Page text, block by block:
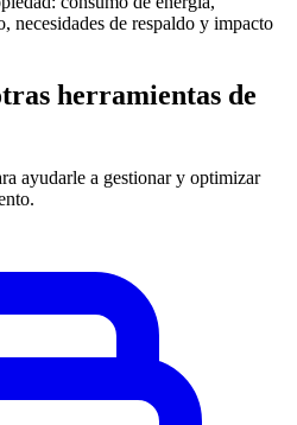
necesidades de respaldo y impacto
herramientas de
ayudarle a gestionar y optimizar